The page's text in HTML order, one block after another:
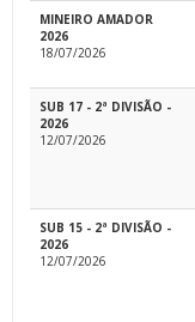
MINEIRO AMADOR
2026
18/07/2026
SUB 17 - 2ª DIVISÃO -
2026
12/07/2026
SUB 15 - 2ª DIVISÃO -
2026
12/07/2026